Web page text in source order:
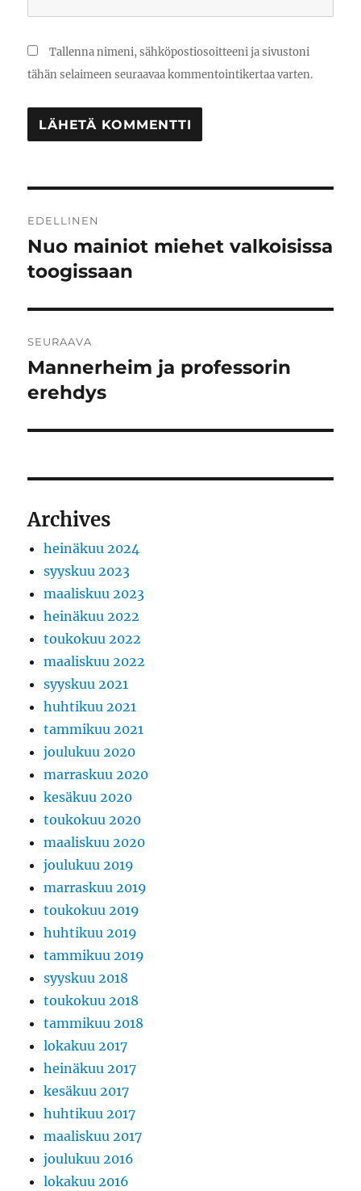
Tallenna nimeni, sähköpostiosoitteeni ja sivustoni
tähän selaimeen seuraavaa kommentointikertaa varten.
selaus
EDELLINEN
Edellinen
artikkeli:
Nuo mainiot miehet valkoisissa
toogissaan
SEURAAVA
Seuraava
artikkeli:
Mannerheim ja professorin
erehdys
Archives
heinäkuu 2024
syyskuu 2023
maaliskuu 2023
heinäkuu 2022
toukokuu 2022
maaliskuu 2022
syyskuu 2021
huhtikuu 2021
tammikuu 2021
joulukuu 2020
marraskuu 2020
kesäkuu 2020
toukokuu 2020
maaliskuu 2020
joulukuu 2019
marraskuu 2019
toukokuu 2019
huhtikuu 2019
tammikuu 2019
syyskuu 2018
toukokuu 2018
tammikuu 2018
lokakuu 2017
heinäkuu 2017
kesäkuu 2017
huhtikuu 2017
maaliskuu 2017
joulukuu 2016
lokakuu 2016